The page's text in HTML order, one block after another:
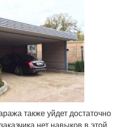
также уйдет достаточно